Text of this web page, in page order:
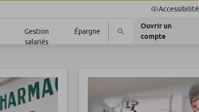
Accessibilité
Gestion
salariés
Épargne
Ouvrir un
compte